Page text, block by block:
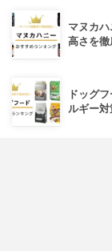
マヌカ
高さを
ドッグ
ルギー